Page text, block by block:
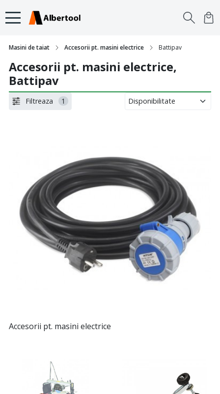
Masini de taiat Accesorii pt. masini electrice Battipav
Accesorii pt. masini electrice,
Battipav
Filtreaza 1
Accesorii pt. masini electrice